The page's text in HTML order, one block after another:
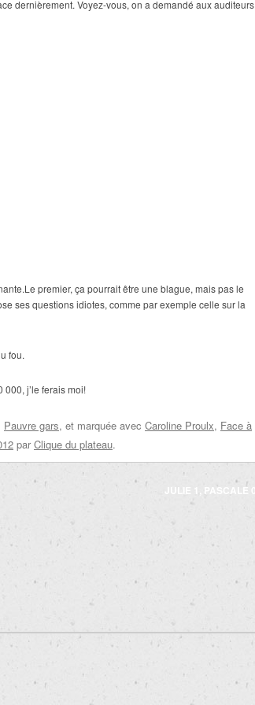
dernièrement. Voyez-vous, on a demandé aux auditeurs
premier, ça pourrait être une blague, mais pas le
ses questions idiotes, comme par exemple celle sur la
fou.
000, j’le ferais moi!
Pauvre gars, et marquée avec Caroline Proulx, Face à
par Clique du plateau.
JULIE 1, PASCALE 0